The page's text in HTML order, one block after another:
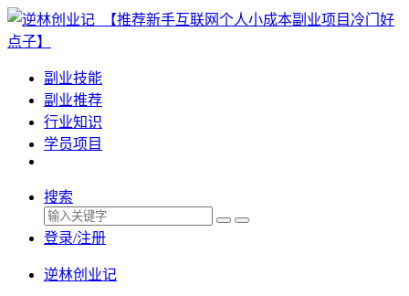
副业技能
副业推荐
行业知识
学员项目
搜索
登录/注册
逆林创业记